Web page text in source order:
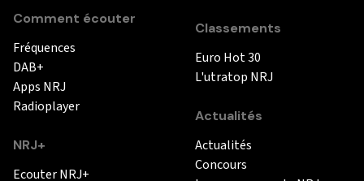
Comment écouter
Fréquences
DAB+
Apps NRJ
Radioplayer
NRJ+
Ecouter NRJ+
Classements
Euro Hot 30
L'utratop NRJ
Actualités
Actualités
Concours